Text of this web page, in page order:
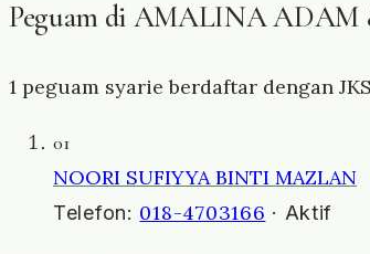
Peguam di AMALINA ADAM
1 peguam syarie berdaftar dengan
01
NOORI SUFIYYA BINTI MAZLAN
Telefon: 018-4703166 · Aktif